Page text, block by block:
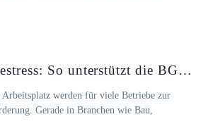
So unterstützt die BG…
Arbeitsplatz werden für viele Betriebe zur
Gerade in Branchen wie Bau,